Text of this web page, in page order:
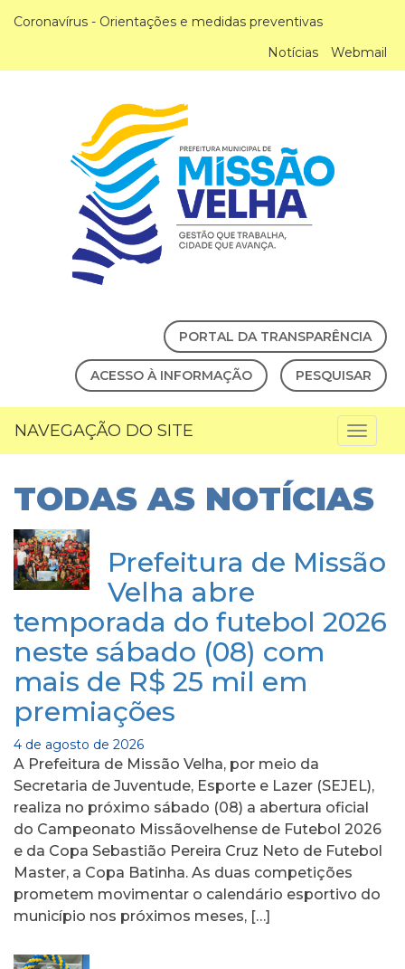
Coronavírus - Orientações e medidas preventivas
Notícias
Webmail
PORTAL DA TRANSPARÊNCIA
ACESSO À INFORMAÇÃO PESQUISAR
NAVEGAÇÃO DO SITE
TODAS AS NOTÍCIAS
Prefeitura de Missão
Velha abre
temporada do futebol 2026
neste sábado (08) com
mais de R$ 25 mil em
premiações
4 de agosto de 2026
A Prefeitura de Missão Velha, por meio da
Secretaria de Juventude, Esporte e Lazer (SEJEL),
realiza no próximo sábado (08) a abertura oficial
do Campeonato Missãovelhense de Futebol 2026
e da Copa Sebastião Pereira Cruz Neto de Futebol
Master, a Copa Batinha. As duas competições
prometem movimentar o calendário esportivo do
município nos próximos meses, […]